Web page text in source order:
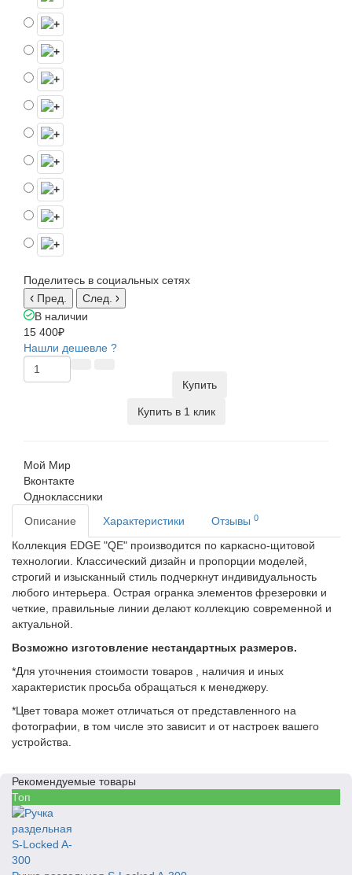
Поделитесь в социальных сетях
Пред.
След.
В наличии
15 400₽
Нашли дешевле ?
Купить
Купить в 1 клик
Мой Мир
Вконтакте
Одноклассники
Описание
Характеристики Отзывы 0
Коллекция EDGE "QE" производится по каркасно-щитовой
технологии. Классический дизайн и пропорции моделей,
строгий и изысканный стиль подчеркнут индивидуальность
любого интерьера. Острая огранка элементов фрезеровки и
четкие, правильные линии делают коллекцию современной и
актуальной.
Возможно изготовление нестандартных размеров.
*Для уточнения стоимости товаров , наличия и иных
характеристик просьба обращаться к менеджеру.
*Цвет товара может отличаться от представленного на
фотографии, в том числе это зависит и от настроек вашего
устройства.
Рекомендуемые товары
Топ